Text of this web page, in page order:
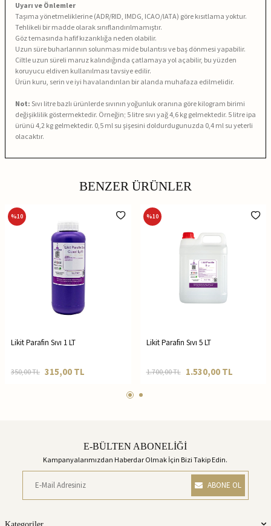
Uyarı ve Önlemler
Taşıma yönetmeliklerine (ADR/RID, IMDG, ICAO/IATA) göre kısıtlama yoktur.
Tehlikeli bir madde olarak sınıflandırılmamıştır.
Göz temasında hafif kızarıklığa neden olabilir.
Uzun süre buharlarının solunması mide bulantısı ve baş dönmesi yapabilir.
Ciltle uzun süreli maruz kalındığında çatlamaya yol açabilir, bu yüzden
koruyucu eldiven kullanılması tavsiye edilir.
Ürün kuru, serin ve iyi havalandırılan bir alanda muhafaza edilmelidir.
Not: Sıvı litre bazlı ürünlerde sıvının yoğunluk oranına göre kilogram birimi
değişiklilik göstermektedir. Örneğin; 5 litre sıvı yağ 4,6 kg gelmektedir. 5 litre ipa
ürünü 4,2 kg gelmektedir. 0,5 ml su şişesini doldurdugunuzda 0,4 ml su yeterli
olacaktır.
BENZER ÜRÜNLER
%10
Likit Parafin Sıvı 1 LT
350,00TL 315,00 TL
%10
Likit Parafin Sıvı 5 LT
1.700,00TL 1.530,00TL
E-BÜLTEN ABONELİĞİ
Kampanyalarımızdan Haberdar Olmak İçin Bizi Takip Edin.
ABONE OL